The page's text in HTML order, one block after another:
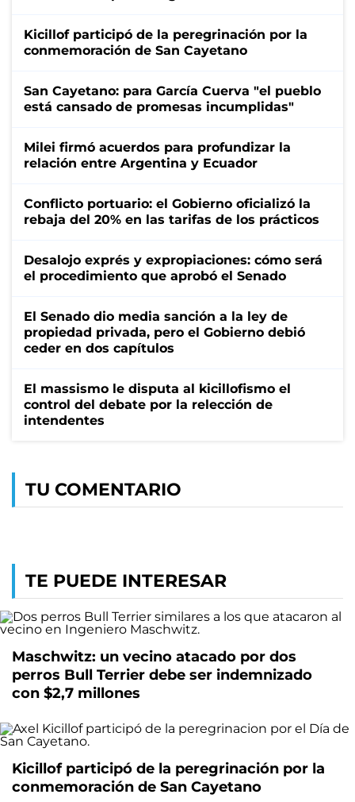
Kicillof participó de la peregrinación por la
conmemoración de San Cayetano
San Cayetano: para García Cuerva "el pueblo
está cansado de promesas incumplidas"
Milei firmó acuerdos para profundizar la
relación entre Argentina y Ecuador
Conflicto portuario: el Gobierno oficializó la
rebaja del 20% en las tarifas de los prácticos
Desalojo exprés y expropiaciones: cómo será
el procedimiento que aprobó el Senado
El Senado dio media sanción a la ley de
propiedad privada, pero el Gobierno debió
ceder en dos capítulos
El massismo le disputa al kicillofismo el
control del debate por la relección de
intendentes
TU COMENTARIO
TE PUEDE INTERESAR
Maschwitz: un vecino atacado por dos
perros Bull Terrier debe ser indemnizado
con $2,7 millones
Kicillof participó de la peregrinación por la
conmemoración de San Cayetano